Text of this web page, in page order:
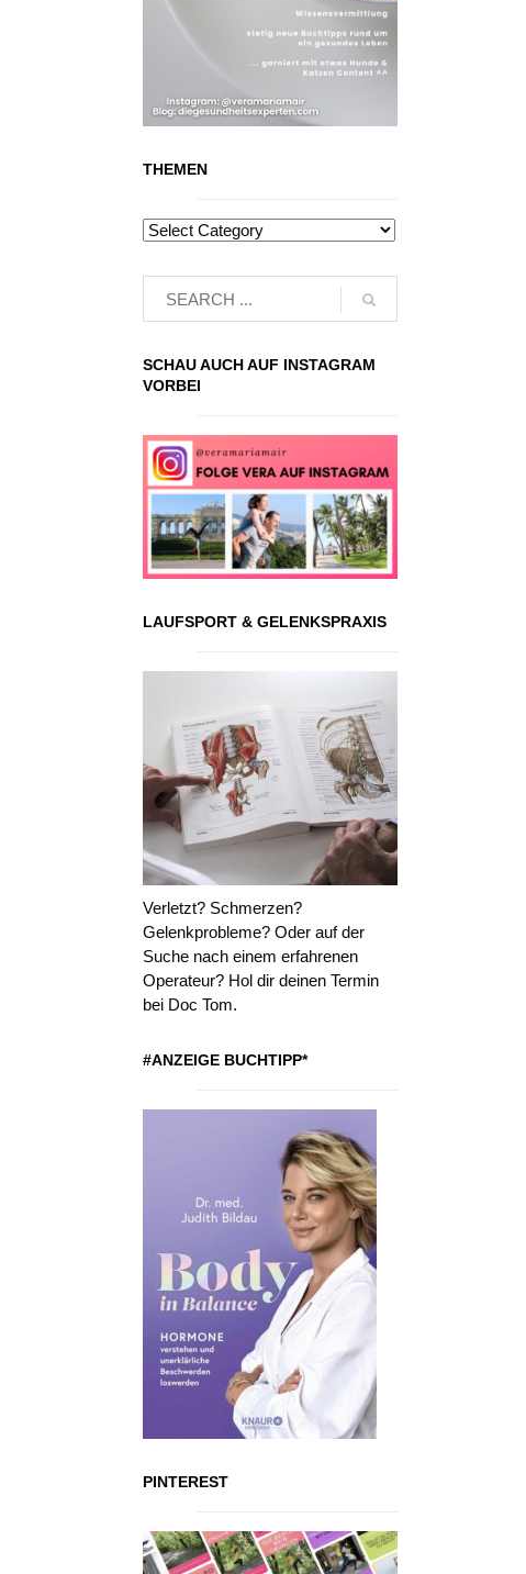
THEMEN
SCHAU AUCH AUF INSTAGRAM
VORBEI
LAUFSPORT & GELENKSPRAXIS
Verletzt? Schmerzen?
Gelenkprobleme? Oder auf der
Suche nach einem erfahrenen
Operateur? Hol dir deinen Termin
bei Doc Tom.
#ANZEIGE BUCHTIPP*
PINTEREST